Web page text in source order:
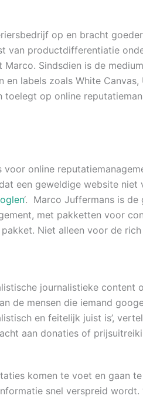
op en bracht
van productdifferentiatie
Marco. Sindsdien is de
en labels zoals White
toelegt op online
online
een geweldige website
‘. Marco Juffermans is
met pakketten voor
Niet alleen voor de
journalistieke
de mensen die iemand
en feitelijk juist is’,
aan donaties of
komen te voet en gaan
snel verspreid